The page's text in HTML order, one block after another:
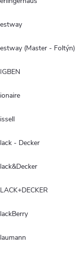
(Master - Foltýn)
- Decker